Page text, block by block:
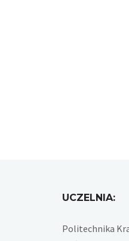
UCZELNIA:
Politechnika